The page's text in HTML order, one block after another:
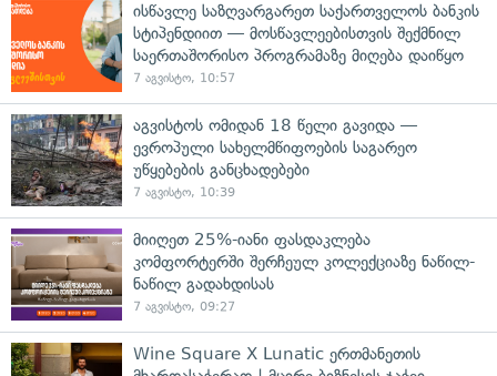
ისწავლე საზღვარგარეთ საქართველოს ბანკის
სტიპენდიით — მოსწავლეებისთვის შექმნილ
საერთაშორისო პროგრამაზე მიღება დაიწყო
7 აგვისტო, 10:57
აგვისტოს ომიდან 18 წელი გავიდა —
ევროპული სახელმწიფოების საგარეო
უწყებების განცხადებები
7 აგვისტო, 10:39
მიიღეთ 25%-იანი ფასდაკლება
კომფორტერში შერჩეულ კოლექციაზე ნაწილ-
ნაწილ გადახდისას
7 აგვისტო, 09:27
Wine Square X Lunatic ერთმანეთის